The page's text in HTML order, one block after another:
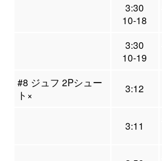
3:30
10-18
3:30
10-19
#8 ジュフ 2Pシュー
ト×
3:12
3:11